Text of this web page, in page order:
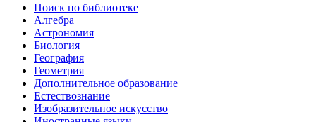
Поиск по библиотеке
Алгебра
Астрономия
Биология
География
Геометрия
Дополнительное образование
Естествознание
Изобразительное искусство